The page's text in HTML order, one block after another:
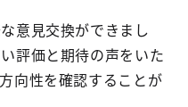
意見交換ができまし
評価と期待の声をいた
向性を確認することが